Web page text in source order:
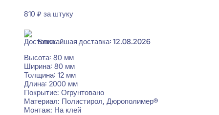
810 ₽ за штуку
Ближайшая доставка: 12.08.2026
Высота: 80 мм
Ширина: 80 мм
Толщина: 12 мм
Длина: 2000 мм
Покрытие: Огрунтовано
Материал: Полистирол, Дюрополимер®
Монтаж: На клей